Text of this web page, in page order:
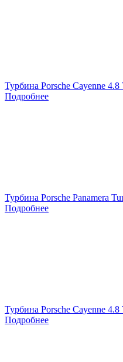
Турбина Porsche Cayenne
Подробнее
Турбина Porsche Panamera
Подробнее
Турбина Porsche Cayenne
Подробнее